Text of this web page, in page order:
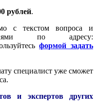
рублей.
с текстом вопроса и
по адресу:
формой задать
специалист уже сможет
и экспертов других